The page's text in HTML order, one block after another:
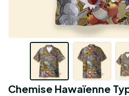
Chemise Hawaïenne